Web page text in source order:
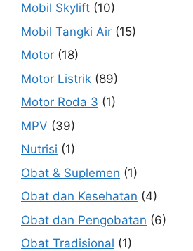
Mobil Skylift (10)
Mobil Tangki Air (15)
Motor (18)
Motor Listrik (89)
Motor Roda 3 (1)
MPV (39)
Nutrisi (1)
Obat & Suplemen (1)
Obat dan Kesehatan (4)
Obat dan Pengobatan (6)
Obat Tradisional (1)